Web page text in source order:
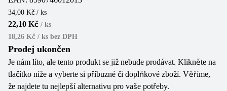
34,00 Kč / ks
22,10 Kč / ks
18,26 Kč / ks bez DPH
Prodej ukončen
Je nám líto, ale tento produkt se již nebude prodávat. Klikněte na
tlačítko níže a vyberte si příbuzné či doplňkové zboží. Věříme,
že najdete tu nejlepší alternativu pro vaše potřeby.